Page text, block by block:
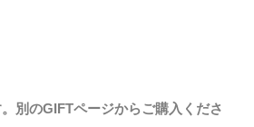
別のGIFTページからご購入くださ